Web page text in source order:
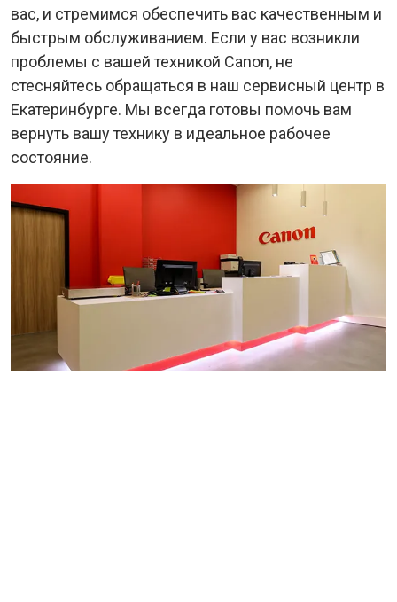
вас, и стремимся обеспечить вас качественным и
быстрым обслуживанием. Если у вас возникли
проблемы с вашей техникой Canon, не
стесняйтесь обращаться в наш сервисный центр в
Екатеринбурге. Мы всегда готовы помочь вам
вернуть вашу технику в идеальное рабочее
состояние.